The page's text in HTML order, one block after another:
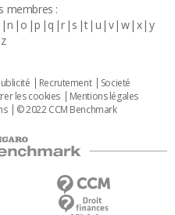
membres :
n o p q r s t u v w x y
z
Recrutement
Societé
les cookies
Mentions légales
© 2022 CCM Benchmark